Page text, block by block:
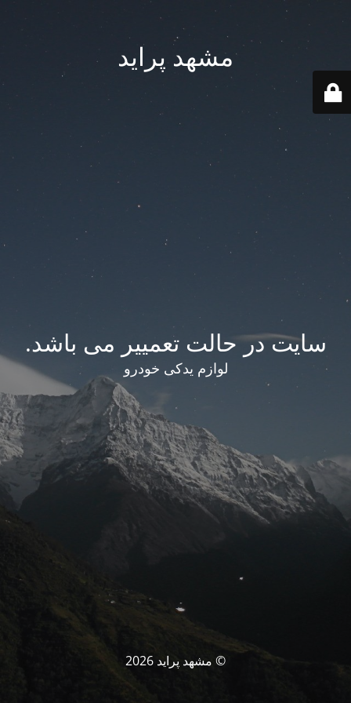
مشهد پراید
سایت در حالت تعمییر می باشد.
لوازم یدکی خودرو
© مشهد پراید 2026